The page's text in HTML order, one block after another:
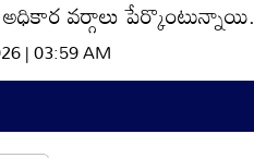
వర్గాలు పేర్కొంటున్నాయి.
| 03:59 AM